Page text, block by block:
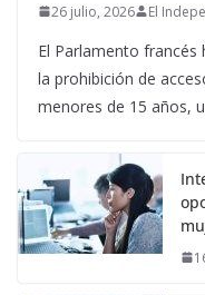
26 julio, 2026 El
El Parlamento
la prohibición de
menores de 15 años,